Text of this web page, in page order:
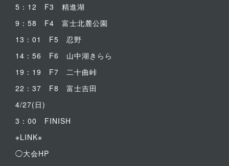
5：12 F3 精進湖
9：58 F4 富士北麓公園
13：01 F5 忍野
14：56 F6 山中湖きらら
19：19 F7 二十曲峠
22：37 F8 富士吉田
4/27(日)
3：00 FINISH
※LINK※
◯大会HP